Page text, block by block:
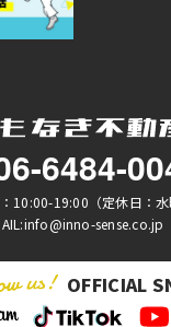
6484-
10:00-19:00（定休日：水
sense.co.jp
OFFICIAL